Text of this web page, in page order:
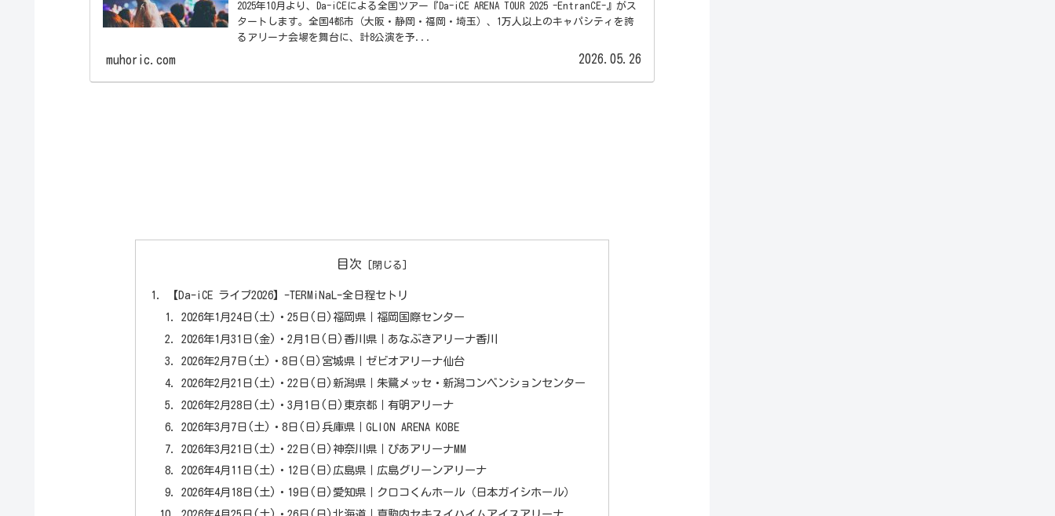
2025年10月より、Da-iCEによる全国ツアー『Da-iCE ARENA TOUR 2025 -EntranCE-』がス
タートします。全国4都市（大阪・静岡・福岡・埼玉）、1万人以上のキャパシティを誇
るアリーナ会場を舞台に、計8公演を予...
muhoric.com 2026.05.26
目次
【Da-iCE ライブ2026】-TERMiNaL-全日程セトリ
2026年1月24日(土)・25日(日)福岡県｜福岡国際センター
2026年1月31日(金)・2月1日(日)香川県｜あなぶきアリーナ香川
2026年2月7日(土)・8日(日)宮城県｜ゼビオアリーナ仙台
2026年2月21日(土)・22日(日)新潟県｜朱鷺メッセ・新潟コンベンションセンター
2026年2月28日(土)・3月1日(日)東京都｜有明アリーナ
2026年3月7日(土)・8日(日)兵庫県｜GLION ARENA KOBE
2026年3月21日(土)・22日(日)神奈川県｜ぴあアリーナMM
2026年4月11日(土)・12日(日)広島県｜広島グリーンアリーナ
2026年4月18日(土)・19日(日)愛知県｜クロコくんホール（日本ガイシホール）